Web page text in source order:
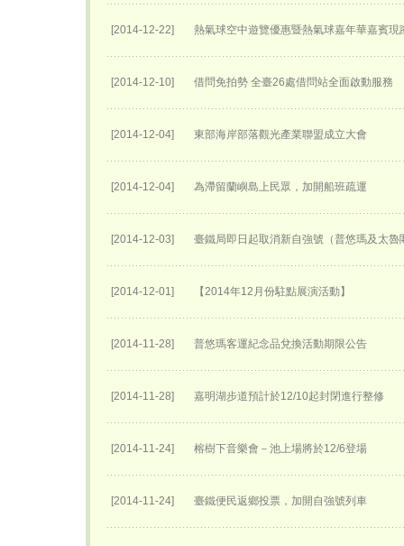
[2014-12-22] 熱氣球空中遊覽優惠暨熱氣球嘉年華嘉賓現
[2014-12-10] 借問免拍勢 全臺26處借問站全面啟動服務
[2014-12-04] 東部海岸部落觀光產業聯盟成立大會
[2014-12-04] 為滯留蘭嶼島上民眾，加開船班疏運
[2014-12-03] 臺鐵局即日起取消新自強號（普悠瑪及太
[2014-12-01] 【2014年12月份駐點展演活動】
[2014-11-28] 普悠瑪客運紀念品兌換活動期限公告
[2014-11-28] 嘉明湖步道預計於12/10起封閉進行整修
[2014-11-24] 榕樹下音樂會－池上場將於12/6登場
[2014-11-24] 臺鐵便民返鄉投票，加開自強號列車